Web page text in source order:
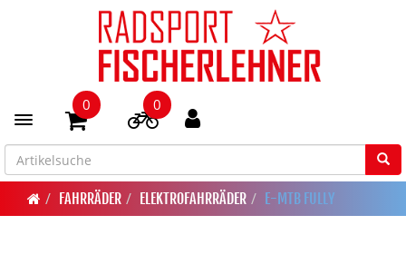
Toggle navigation
0 0
FAHRRÄDER ELEKTROFAHRRÄDER E-MTB FULLY